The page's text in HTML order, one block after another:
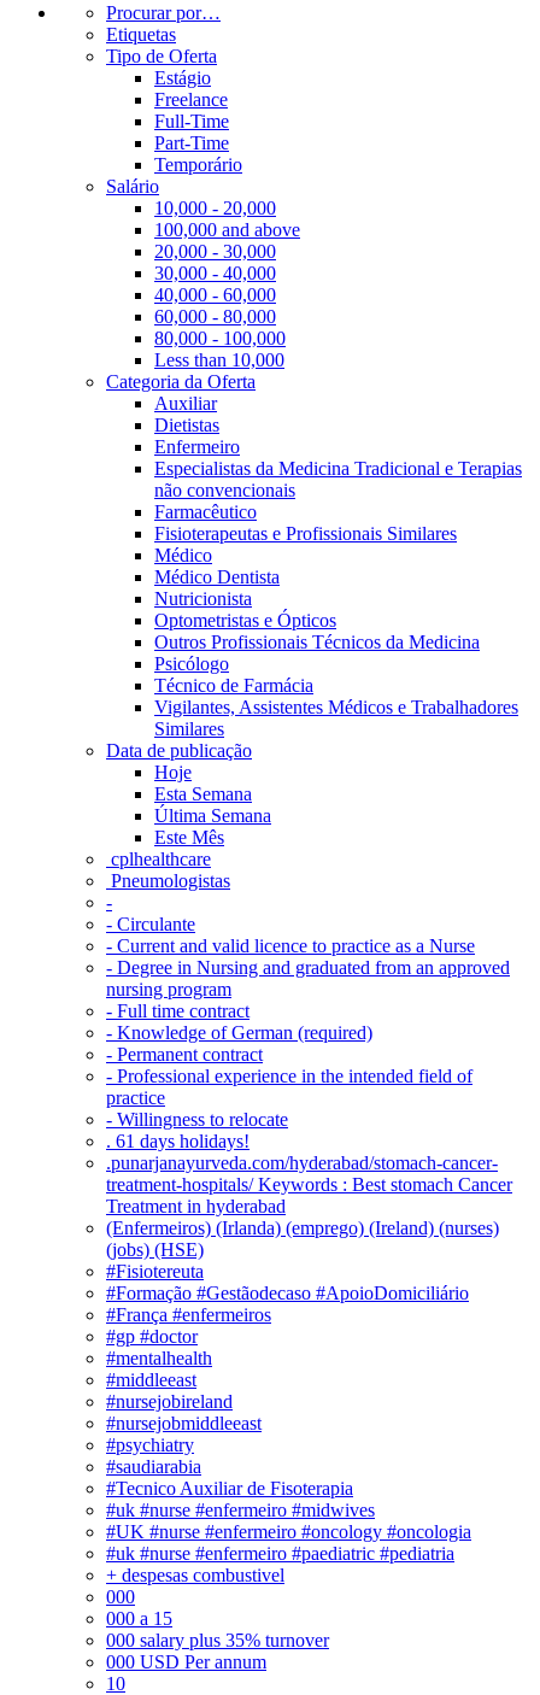
Procurar por…
Etiquetas
Tipo de Oferta
Estágio
Freelance
Full-Time
Part-Time
Temporário
Salário
10,000 - 20,000
100,000 and above
20,000 - 30,000
30,000 - 40,000
40,000 - 60,000
60,000 - 80,000
80,000 - 100,000
Less than 10,000
Categoria da Oferta
Auxiliar
Dietistas
Enfermeiro
Especialistas da Medicina Tradicional e Terapias
não convencionais
Farmacêutico
Fisioterapeutas e Profissionais Similares
Médico
Médico Dentista
Nutricionista
Optometristas e Ópticos
Outros Profissionais Técnicos da Medicina
Psicólogo
Técnico de Farmácia
Vigilantes, Assistentes Médicos e Trabalhadores
Similares
Data de publicação
Hoje
Esta Semana
Última Semana
Este Mês
‎ cplhealthcare‬
Pneumologistas
-
- Circulante
- Current and valid licence to practice as a Nurse
- Degree in Nursing and graduated from an approved
nursing program
- Full time contract
- Knowledge of German (required)
- Permanent contract
- Professional experience in the intended field of
practice
- Willingness to relocate
. 61 days holidays!
.punarjanayurveda.com/hyderabad/stomach-cancer-
treatment-hospitals/ Keywords : Best stomach Cancer
Treatment in hyderabad
(Enfermeiros) (Irlanda) (emprego) (Ireland) (nurses)
(jobs) (HSE)
#Fisiotereuta
#Formação #Gestãodecaso #ApoioDomiciliário
#França #enfermeiros
#gp #doctor
#mentalhealth
#middleeast
#nursejobireland
#nursejobmiddleeast
#psychiatry
#saudiarabia
#Tecnico Auxiliar de Fisoterapia
#uk #nurse #enfermeiro #midwives
#UK #nurse #enfermeiro #oncology #oncologia
#uk #nurse #enfermeiro #paediatric #pediatria
+ despesas combustivel
000
000 a 15
000 salary plus 35% turnover
000 USD Per annum
10